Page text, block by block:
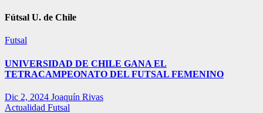
Fútsal U. de Chile
Futsal
UNIVERSIDAD DE CHILE GANA EL
TETRACAMPEONATO DEL FUTSAL FEMENINO
Dic 2, 2024 Joaquín Rivas
Actualidad Futsal